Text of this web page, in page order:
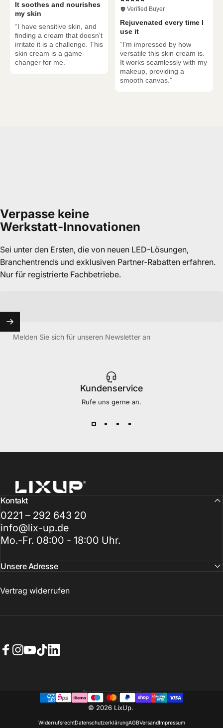
Verified Buyer
Rejuvenated every time I
use it
“I'm impressed by how
versatile this skin cream is.
It works seamlessly with my
makeup, providing a
smooth canvas.”
It soothes and nourishes
my skin
“I have sensitive skin, and
finding a cream that doesn't
irritate it is a challenge. This
skin cream is a game-
changer for me.”
Verpasse keine
Werkstatt-Innovationen
Sei unter den Ersten, die von neuen LED-Lösungen,
Branchentrends und exklusiven Partner-Rabatten erfahren.
Nur für registrierte Fachbetriebe.
Melden Sie sich für unseren Newsletter an
Kundenservice
Rufe uns gerne an.
LixUp
Vertrag widerrufen
Kontakt
0221 – 292 643 20
info@lix-up.de
Mo.-Fr. 08:00 - 18:00 Uhr.
Unsere Adresse
© 2026 LixUp.
WiderrufsrechtDatenschutzerklärungAGBVersandImpressum
Land/Region